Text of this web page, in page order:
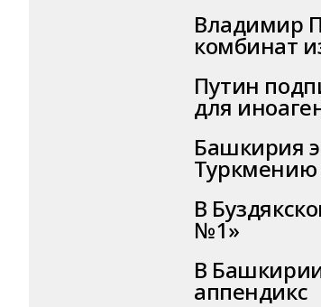
Владимир
комбинат
Путин
для
Башкирия
В
№1»
В
аппендикс